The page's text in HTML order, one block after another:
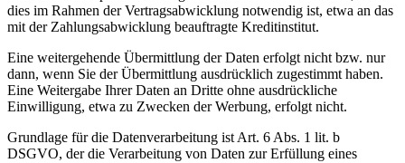
dies im Rahmen der Vertragsabwicklung notwendig ist, etwa an das
mit der Zahlungsabwicklung beauftragte Kreditinstitut.
Eine weitergehende Übermittlung der Daten erfolgt nicht bzw. nur
dann, wenn Sie der Übermittlung ausdrücklich zugestimmt haben.
Eine Weitergabe Ihrer Daten an Dritte ohne ausdrückliche
Einwilligung, etwa zu Zwecken der Werbung, erfolgt nicht.
Grundlage für die Datenverarbeitung ist Art. 6 Abs. 1 lit. b
DSGVO, der die Verarbeitung von Daten zur Erfüllung eines